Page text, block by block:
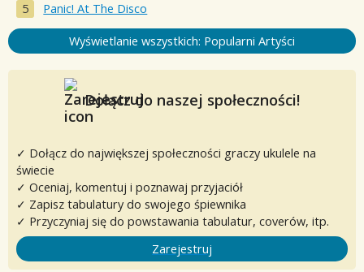
Panic! At The Disco
Wyświetlanie wszystkich: Popularni Artyści
Dołącz do naszej społeczności!
✓ Dołącz do największej społeczności graczy ukulele na
świecie
✓ Oceniaj, komentuj i poznawaj przyjaciół
✓ Zapisz tabulatury do swojego śpiewnika
✓ Przyczyniaj się do powstawania tabulatur, coverów, itp.
Zarejestruj